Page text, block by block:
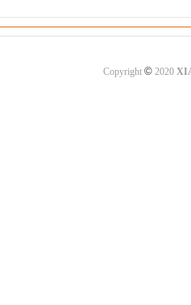
Copyright ©2020